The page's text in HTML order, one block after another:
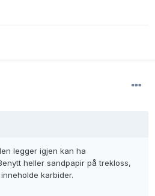
legger igjen kan ha
heller sandpapir på trekloss,
karbider.